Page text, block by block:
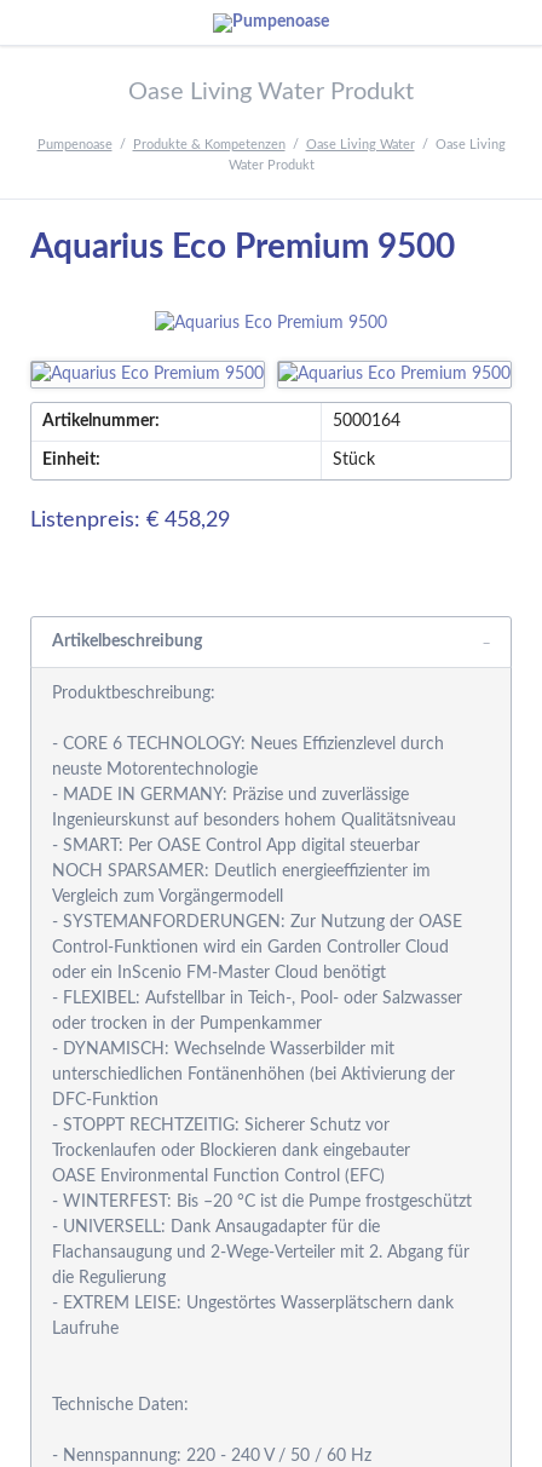
Oase Living Water Produkt
Pumpenoase Produkte & Kompetenzen Oase Living Water
Oase Living
Water Produkt
Aquarius Eco Premium 9500
Artikelnummer: 5000164
Einheit: Stück
Listenpreis: € 458,29
Artikelbeschreibung
Produktbeschreibung:
- CORE 6 TECHNOLOGY: Neues Effizienzlevel durch
neuste Motorentechnologie
- MADE IN GERMANY: Präzise und zuverlässige
Ingenieurskunst auf besonders hohem Qualitätsniveau
- SMART: Per OASE Control App digital steuerbar
NOCH SPARSAMER: Deutlich energieeffizienter im
Vergleich zum Vorgängermodell
- SYSTEMANFORDERUNGEN: Zur Nutzung der OASE
Control-Funktionen wird ein Garden Controller Cloud
oder ein InScenio FM-Master Cloud benötigt
- FLEXIBEL: Aufstellbar in Teich-, Pool- oder Salzwasser
oder trocken in der Pumpenkammer
- DYNAMISCH: Wechselnde Wasserbilder mit
unterschiedlichen Fontänenhöhen (bei Aktivierung der
DFC-Funktion
- STOPPT RECHTZEITIG: Sicherer Schutz vor
Trockenlaufen oder Blockieren dank eingebauter
OASE Environmental Function Control (EFC)
- WINTERFEST: Bis –20 °C ist die Pumpe frostgeschützt
- UNIVERSELL: Dank Ansaugadapter für die
Flachansaugung und 2-Wege-Verteiler mit 2. Abgang für
die Regulierung
- EXTREM LEISE: Ungestörtes Wasserplätschern dank
Laufruhe
Technische Daten:
- Nennspannung: 220 - 240 V / 50 / 60 Hz